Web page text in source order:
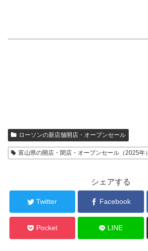
ローソンの新店舗開店・オープンセール
富山県の開店・閉店・オープンセール（2025年）
シェアする
Twitter Facebook
Pocket LINE